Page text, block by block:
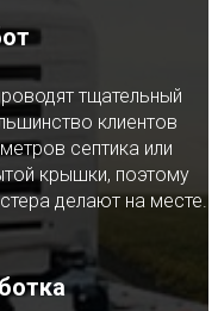
тщательный
клиентов
септика или
крышки, поэтому
делают на месте.